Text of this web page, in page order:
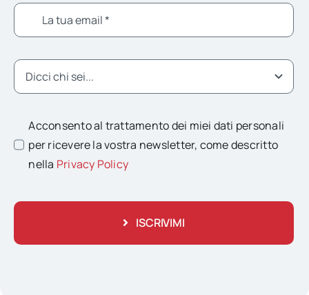
Acconsento al trattamento dei miei dati personali
per ricevere la vostra newsletter, come descritto
nella Privacy Policy
ISCRIVIMI